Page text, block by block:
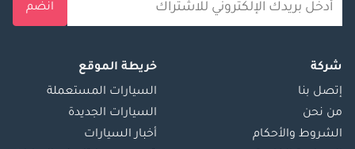
انضم
شركة
إتصل بنا
من نحن
الشروط والأحكام
خريطة الموقع
السيارات المستعملة
السيارات الجديدة
أخبار السيارات